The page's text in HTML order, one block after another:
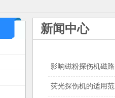
新闻中心
影响磁粉探伤机​磁
荧光探伤机的适用